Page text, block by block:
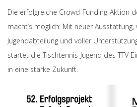
Die erfolgreiche Crowd-Funding-Aktion
macht’s möglich: Mit neuer
Jugendabteilung und voller
startet die Tischtennis-Jugend des TTV
in eine starke Zukunft.